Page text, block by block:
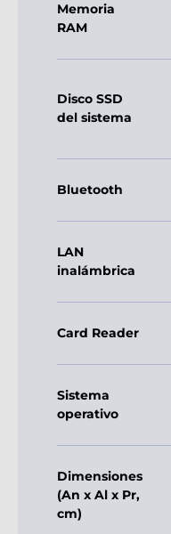
Memoria
RAM
Disco SSD
del sistema
Bluetooth
LAN
inalámbrica
Card Reader
Sistema
operativo
Dimensiones
(An x Al x Pr,
cm)